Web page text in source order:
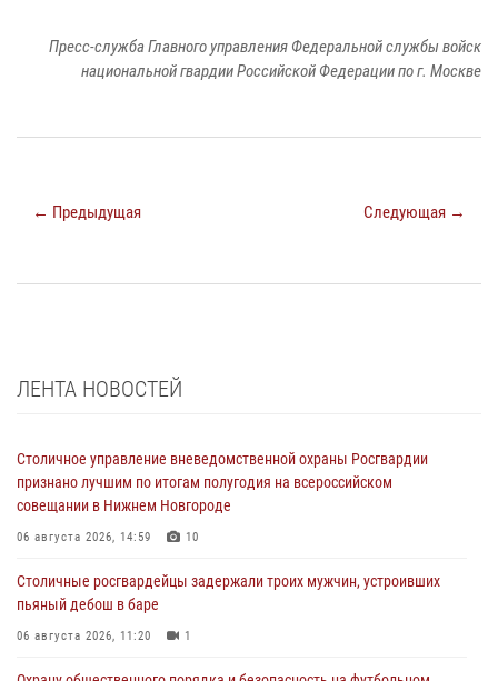
Пресс-служба Главного управления Федеральной службы войск
национальной гвардии Российской Федерации по г. Москве
← Предыдущая Следующая →
ЛЕНТА НОВОСТЕЙ
Столичное управление вневедомственной охраны Росгвардии
признано лучшим по итогам полугодия на всероссийском
совещании в Нижнем Новгороде
06 августа 2026, 14:59 10
Столичные росгвардейцы задержали троих мужчин, устроивших
пьяный дебош в баре
06 августа 2026, 11:20 1